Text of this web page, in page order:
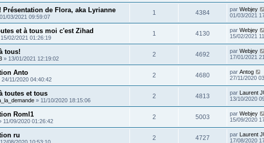
Présentation de Flora, aka Lyrianne
01/03/2021 09:59:07
1 4384 par Webjey
01/03/2021
et à tous moi c'est Zihad
15/02/2021 01:26:19
1 4130 par Webjey
15/02/2021
tous!
» 13/01/2021 12:19:02
2 4692 par Webjey
17/01/2021
Anto
24/11/2020 04:40:42
2 4680 par Antog
27/11/2020
toutes et tous
» 11/10/2020 18:15:06
2 4813 par Laurent
13/10/2020
Roml1
11/09/2020 01:26:42
2 5003 par Webjey
15/09/2020
ru 2 4727 par Laurent
17/08/2020